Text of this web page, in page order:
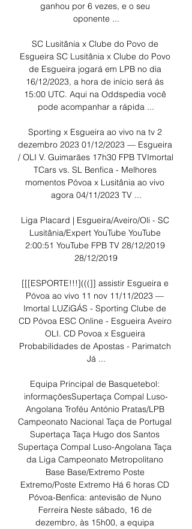
ganhou por 6 vezes, e o seu
oponente ...
SC Lusitânia x Clube do Povo de
Esgueira SC Lusitânia x Clube do Povo
de Esgueira jogará em LPB no dia
16/12/2023, a hora de início será ás
15:00 UTC. Aqui na Oddspedia você
pode acompanhar a rápida ...
Sporting x Esgueira ao vivo na tv 2
dezembro 2023 01/12/2023 — Esgueira
/ OLI V. Guimarães 17h30 FPB TVImortal
TCars vs. SL Benfica - Melhores
momentos Póvoa x Lusitânia ao vivo
agora 04/11/2023 TV ...
Liga Placard | Esgueira/Aveiro/Oli - SC
Lusitânia/Expert YouTube YouTube
2:00:51 YouTube FPB TV 28/12/2019
28/12/2019
[[[ESPORTE!!!](((]] assistir Esgueira e
Póvoa ao vivo 11 nov 11/11/2023 —
Imortal LUZiGÁS - Sporting Clube de
CD Póvoa ESC Online - Esgueira Aveiro
OLI. CD Povoa x Esgueira
Probabilidades de Apostas - Parimatch
Já ...
Equipa Principal de Basquetebol:
informaçõesSupertaça Compal Luso-
Angolana Troféu António Pratas/LPB
Campeonato Nacional Taça de Portugal
Supertaça Taça Hugo dos Santos
Supertaça Compal Luso-Angolana Taça
da Liga Campeonato Metropolitano
Base Base/Extremo Poste
Extremo/Poste Extremo Há 6 horas CD
Póvoa-Benfica: antevisão de Nuno
Ferreira Neste sábado, 16 de
dezembro, às 15h00, a equipa